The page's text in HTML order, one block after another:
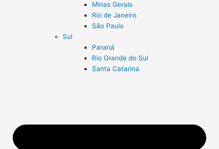
Minas Gerais
Rio de Janeiro
São Paulo
Sul
Paraná
Rio Grande do Sul
Santa Catarina